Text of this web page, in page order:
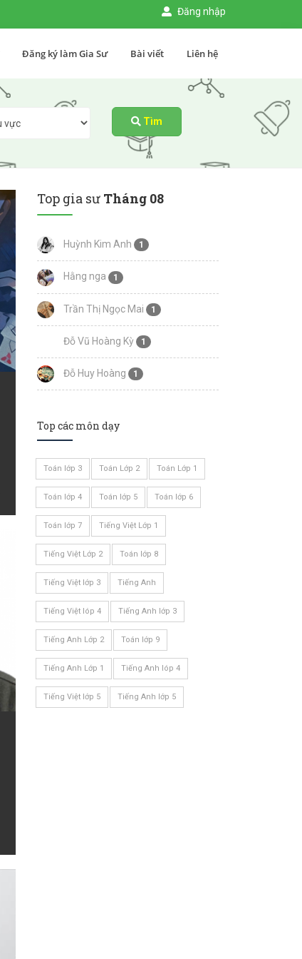
Đăng nhập
Đăng ký làm Gia Sư Bài viết Liên hệ
Tìm
Top gia sư Tháng 08
Huỳnh Kim Anh 1
Hằng nga 1
Trần Thị Ngọc Mai 1
Đỗ Vũ Hoàng Kỳ 1
Đỗ Huy Hoàng 1
Top các môn dạy
Toán lớp 3 Toán Lớp 2 Toán Lớp 1
Toán lớp 4 Toán lớp 5 Toán lớp 6
Toán lớp 7 Tiếng Việt Lớp 1
Tiếng Việt Lớp 2 Toán lớp 8
Tiếng Việt lớp 3 Tiếng Anh
Tiếng Việt lóp 4 Tiếng Anh lớp 3
Tiếng Anh Lớp 2 Toán lớp 9
Tiếng Anh Lớp 1 Tiếng Anh lóp 4
Tiếng Việt lớp 5 Tiếng Anh lớp 5